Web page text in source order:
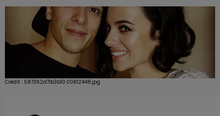
Crédit : 587362d71b3b10.00812448.jpg